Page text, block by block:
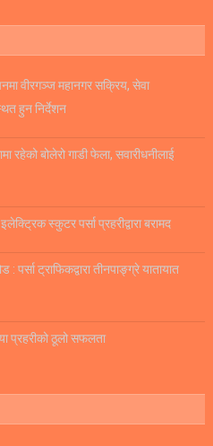
वीरगञ्ज महानगर सक्रिय, सेवा
हुन निर्देशन
रहेको बोलेरो गाडी फेला, सवारीधनीलाई
स्कुटर पर्सा प्रहरीद्वारा बरामद
पर्सा ट्राफिकद्वारा तीनपाङ्ग्रे यातायात
प्रहरीको ठूलो सफलता